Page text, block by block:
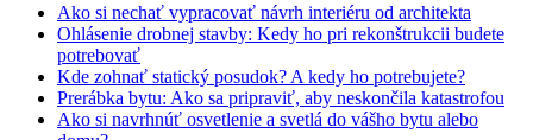
Ako si nechať vypracovať návrh interiéru od architekta
Ohlásenie drobnej stavby: Kedy ho pri rekonštrukcii budete
potrebovať
Kde zohnať statický posudok? A kedy ho potrebujete?
Prerábka bytu: Ako sa pripraviť, aby neskončila katastrofou
Ako si navrhnúť osvetlenie a svetlá do vášho bytu alebo